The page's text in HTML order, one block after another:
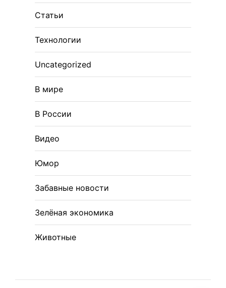
Статьи
Технологии
Uncategorized
В мире
В России
Видео
Юмор
Забавные новости
Зелёная экономика
Животные